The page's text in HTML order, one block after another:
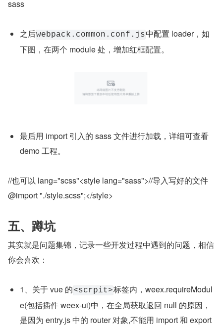
sass
之后webpack.common.conf.js中配置 loader，如
下图，在两个 module 处，增加红框配置。
最后用 import 引入的 sass 文件进行加载，详细可查看
demo 工程。
//也可以 lang="scss"<style lang="sass">//导入写好的文件
@import "./style.scss";</style>
五、蹲坑
其实就是问题集锦，记录一些开发过程中遇到的问题，相信
你会喜欢：
1、关于 vue 的<scrpit>标签内，weex.requireModul
e(包括插件 weex-ui)中，在全局获取返回 null 的原因，
是因为 entry.js 中的 router 对象,不能用 import 和 export